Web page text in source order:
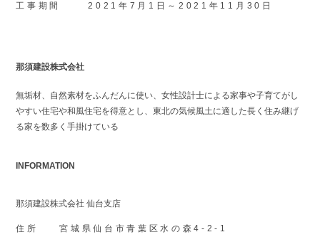
工事期間
2021年7月1日～2021年11月30日
那須建設株式会社
無垢材、自然素材をふんだんに使い、女性設計士による家事や子育てがし
やすい住宅や和風住宅を得意とし、東北の気候風土に適した長く住み継げ
る家を数多く手掛けている
INFORMATION
那須建設株式会社 仙台支店
住所
宮城県仙台市青葉区水の森4-2-1